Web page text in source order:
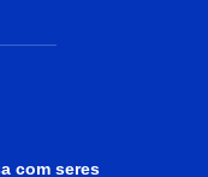
com seres